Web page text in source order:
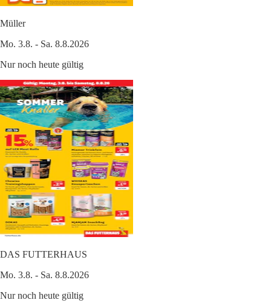
Müller
Mo. 3.8. - Sa. 8.8.2026
Nur noch heute gültig
DAS FUTTERHAUS
Mo. 3.8. - Sa. 8.8.2026
Nur noch heute gültig